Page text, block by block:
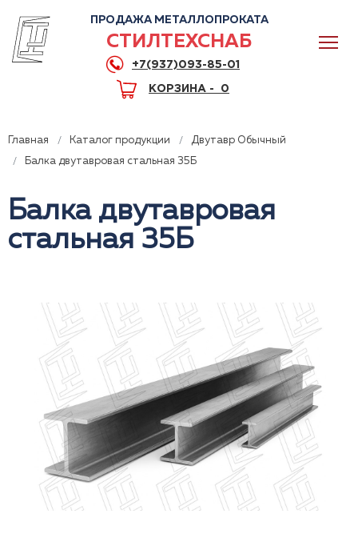
ПРОДАЖА МЕТАЛЛОПРОКАТА
СТИЛТЕХСНАБ
+7(937)093-85-01
КОРЗИНА - 0
Главная Каталог продукции
Двутавр Обычный
Балка двутавровая стальная 35Б
Балка двутавровая
стальная 35Б